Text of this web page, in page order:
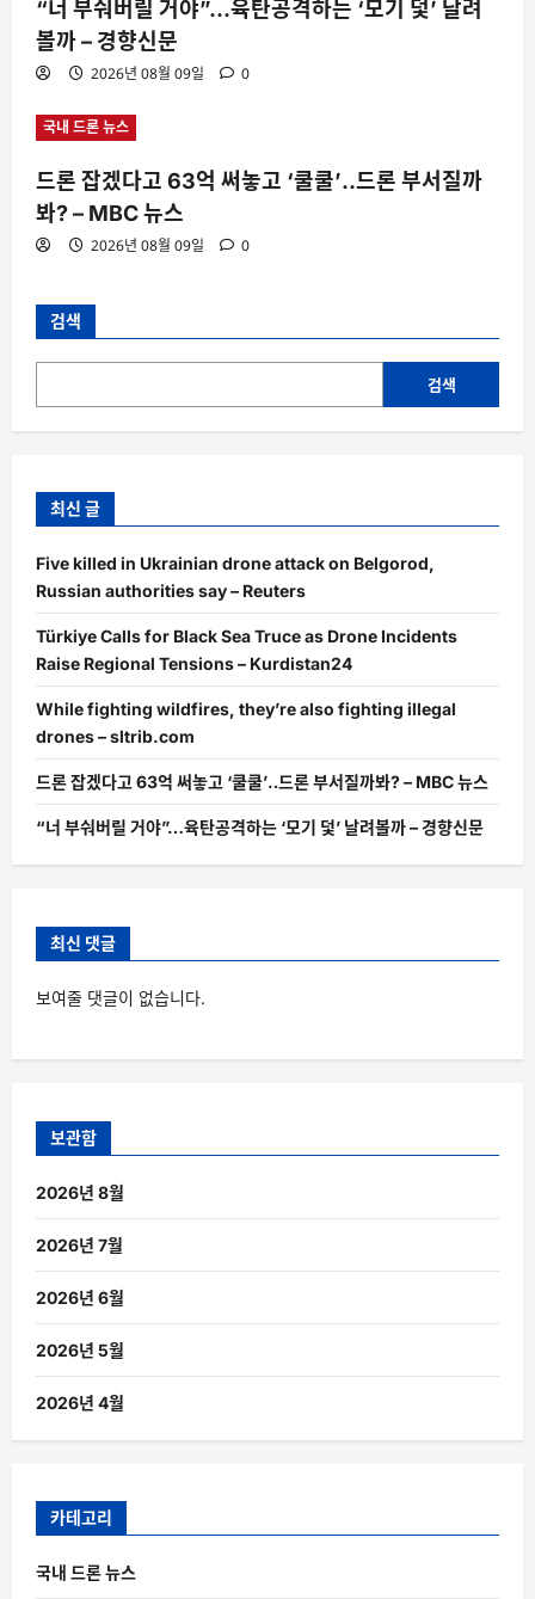
“너 부숴버릴 거야”…육탄공격하는 ‘모기 덫’ 날려
볼까 – 경향신문
2026년 08월 09일 0
국내 드론 뉴스
드론 잡겠다고 63억 써놓고 ‘쿨쿨’‥드론 부서질까
봐? – MBC 뉴스
2026년 08월 09일 0
검색
검색
최신 글
Five killed in Ukrainian drone attack on Belgorod,
Russian authorities say – Reuters
Türkiye Calls for Black Sea Truce as Drone Incidents
Raise Regional Tensions – Kurdistan24
While fighting wildfires, they’re also fighting illegal
drones – sltrib.com
드론 잡겠다고 63억 써놓고 ‘쿨쿨’‥드론 부서질까봐? – MBC 뉴스
“너 부숴버릴 거야”…육탄공격하는 ‘모기 덫’ 날려볼까 – 경향신문
최신 댓글
보여줄 댓글이 없습니다.
보관함
2026년 8월
2026년 7월
2026년 6월
2026년 5월
2026년 4월
카테고리
국내 드론 뉴스